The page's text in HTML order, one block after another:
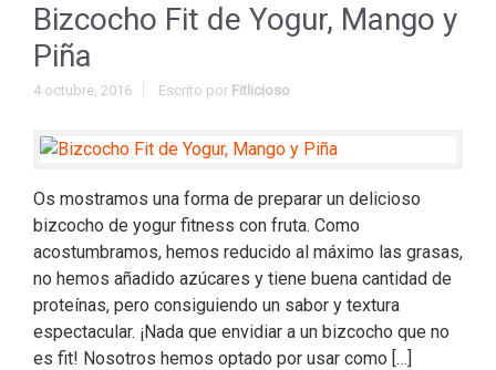
Bizcocho Fit de Yogur, Mango y
Piña
4 octubre, 2016 Escrito por Fitlicioso
Os mostramos una forma de preparar un delicioso
bizcocho de yogur fitness con fruta. Como
acostumbramos, hemos reducido al máximo las grasas,
no hemos añadido azúcares y tiene buena cantidad de
proteínas, pero consiguiendo un sabor y textura
espectacular. ¡Nada que envidiar a un bizcocho que no
es fit! Nosotros hemos optado por usar como […]